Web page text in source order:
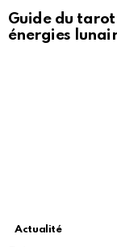
Guide du
énergies
Actualité